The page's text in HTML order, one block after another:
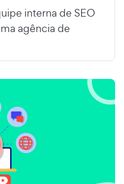
interna de SEO
agência de